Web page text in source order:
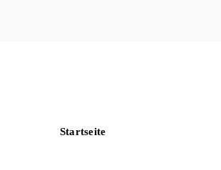
Startseite